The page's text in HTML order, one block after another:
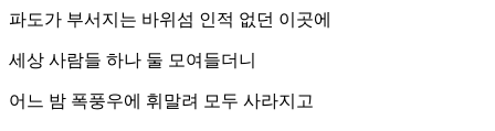
파도가 부서지는 바위섬 인적 없던 이곳에
세상 사람들 하나 둘 모여들더니
어느 밤 폭풍우에 휘말려 모두 사라지고